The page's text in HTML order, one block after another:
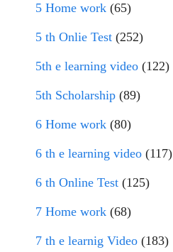
5 Home work (65)
5 th Onlie Test (252)
5th e learning video (122)
5th Scholarship (89)
6 Home work (80)
6 th e learning video (117)
6 th Online Test (125)
7 Home work (68)
7 th e learnig Video (183)